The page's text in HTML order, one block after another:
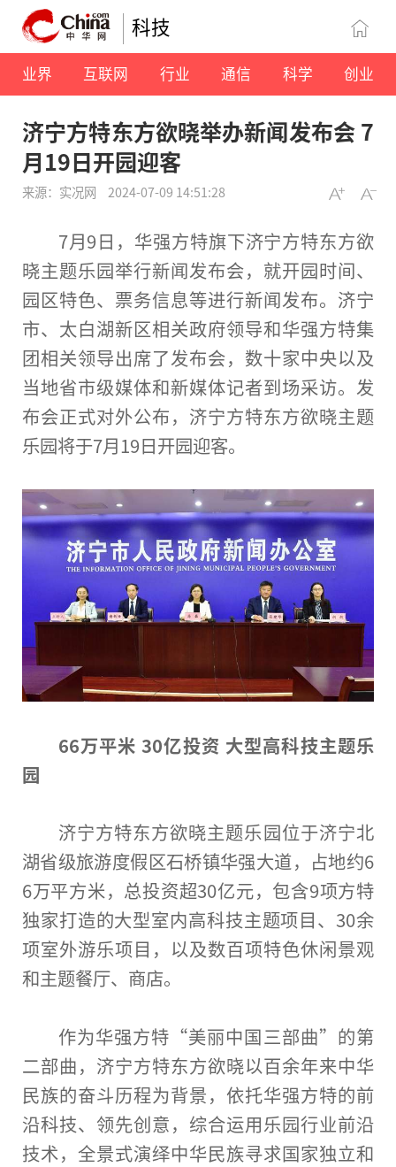
科技
业界 互联网 行业 通信 科学 创业
济宁方特东方欲晓举办新闻发布会 7
月19日开园迎客
来源：实况网 2024-07-09 14:51:28
7月9日，华强方特旗下济宁方特东方欲
晓主题乐园举行新闻发布会，就开园时间、
园区特色、票务信息等进行新闻发布。济宁
市、太白湖新区相关政府领导和华强方特集
团相关领导出席了发布会，数十家中央以及
当地省市级媒体和新媒体记者到场采访。发
布会正式对外公布，济宁方特东方欲晓主题
乐园将于7月19日开园迎客。
66万平米 30亿投资 大型高科技主题乐
园
济宁方特东方欲晓主题乐园位于济宁北
湖省级旅游度假区石桥镇华强大道，占地约6
6万平方米， 总投资超30亿元，包含9项方特
独家打造的大型室内高科技主题项目、30余
项室外游乐项目，以及数百项特色休闲景观
和主题餐厅、商店。
作为华强方特“美丽中国三部曲”的第
二部曲，济宁方特东方欲晓以百余年来中华
民族的奋斗历程为背景，依托华强方特的前
沿科技、领先创意，综合运用乐园行业前沿
技术，全景式演绎中华民族寻求国家独立和